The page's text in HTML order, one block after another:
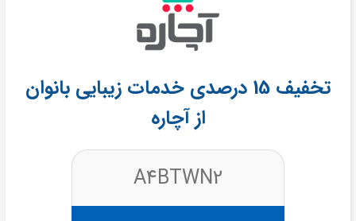
تخفیف 15 درصدی خدمات زیبایی بانوان
از آچاره
A4BTWN2